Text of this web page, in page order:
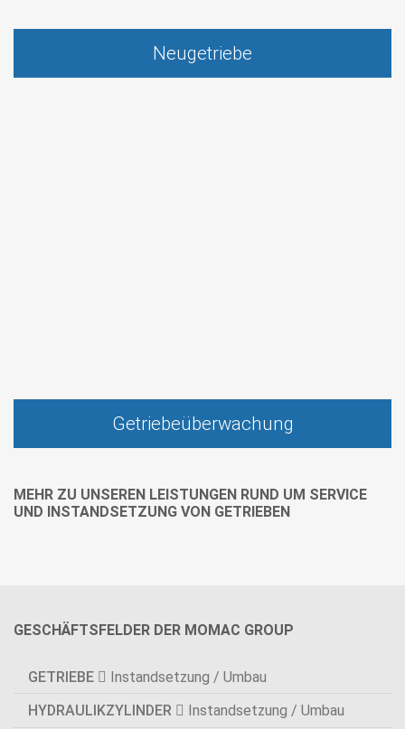
Neugetriebe
Getriebeüberwachung
MEHR ZU UNSEREN LEISTUNGEN RUND UM SERVICE
UND INSTANDSETZUNG VON GETRIEBEN
GESCHÄFTSFELDER DER MOMAC GROUP
GETRIEBE
Instandsetzung / Umbau
HYDRAULIKZYLINDER
Instandsetzung / Umbau